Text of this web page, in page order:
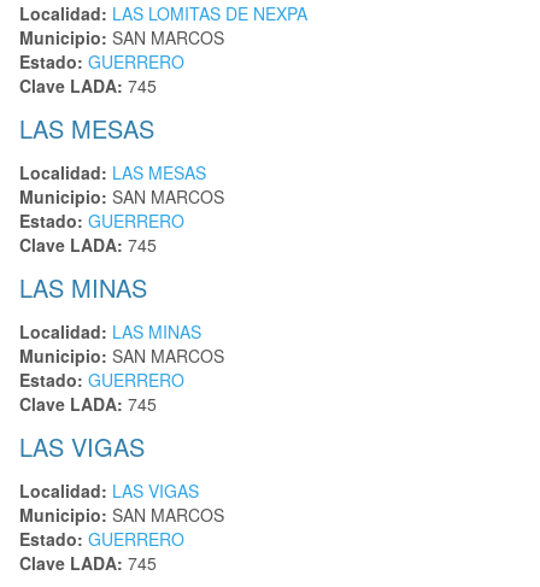
Localidad: LAS LOMITAS DE NEXPA
Municipio: SAN MARCOS
Estado: GUERRERO
Clave LADA: 745
LAS MESAS
Localidad: LAS MESAS
Municipio: SAN MARCOS
Estado: GUERRERO
Clave LADA: 745
LAS MINAS
Localidad: LAS MINAS
Municipio: SAN MARCOS
Estado: GUERRERO
Clave LADA: 745
LAS VIGAS
Localidad: LAS VIGAS
Municipio: SAN MARCOS
Estado: GUERRERO
Clave LADA: 745